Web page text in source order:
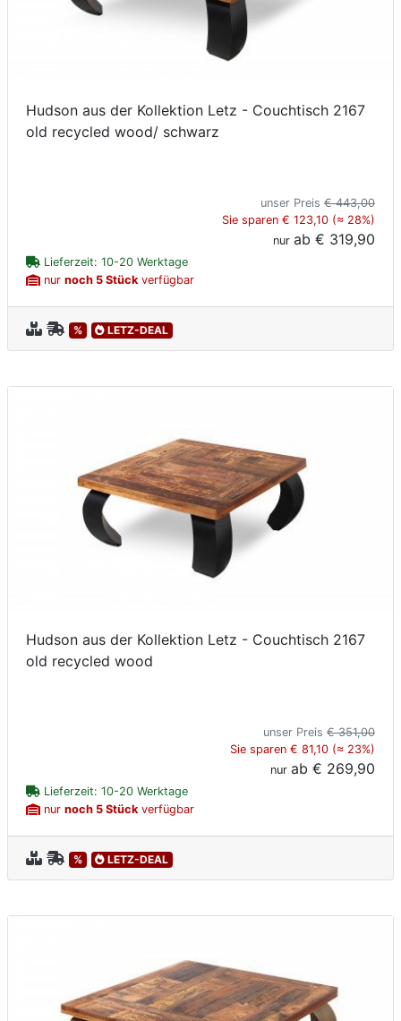
Hudson aus der Kollektion Letz - Couchtisch 2167
old recycled wood/ schwarz
unser Preis € 443,00
Sie sparen € 123,10 (≈ 28%)
nur ab € 319,90
Lieferzeit: 10-20 Werktage
nur noch 5 Stückverfügbar
% LETZ-DEAL
Hudson aus der Kollektion Letz - Couchtisch 2167
old recycled wood
unser Preis € 351,00
Sie sparen € 81,10 (≈ 23%)
nur ab € 269,90
Lieferzeit: 10-20 Werktage
nur noch 5 Stückverfügbar
% LETZ-DEAL
Deals